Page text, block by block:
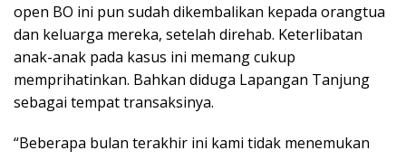
open BO ini pun sudah dikembalikan kepada orangtua
dan keluarga mereka, setelah direhab. Keterlibatan
anak-anak pada kasus ini memang cukup
memprihatinkan. Bahkan diduga Lapangan Tanjung
sebagai tempat transaksinya.
“Beberapa bulan terakhir ini kami tidak menemukan